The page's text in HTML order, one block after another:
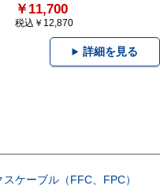
￥11,700
税込￥12,870
詳細を見る
ケーブル（FFC、FPC）